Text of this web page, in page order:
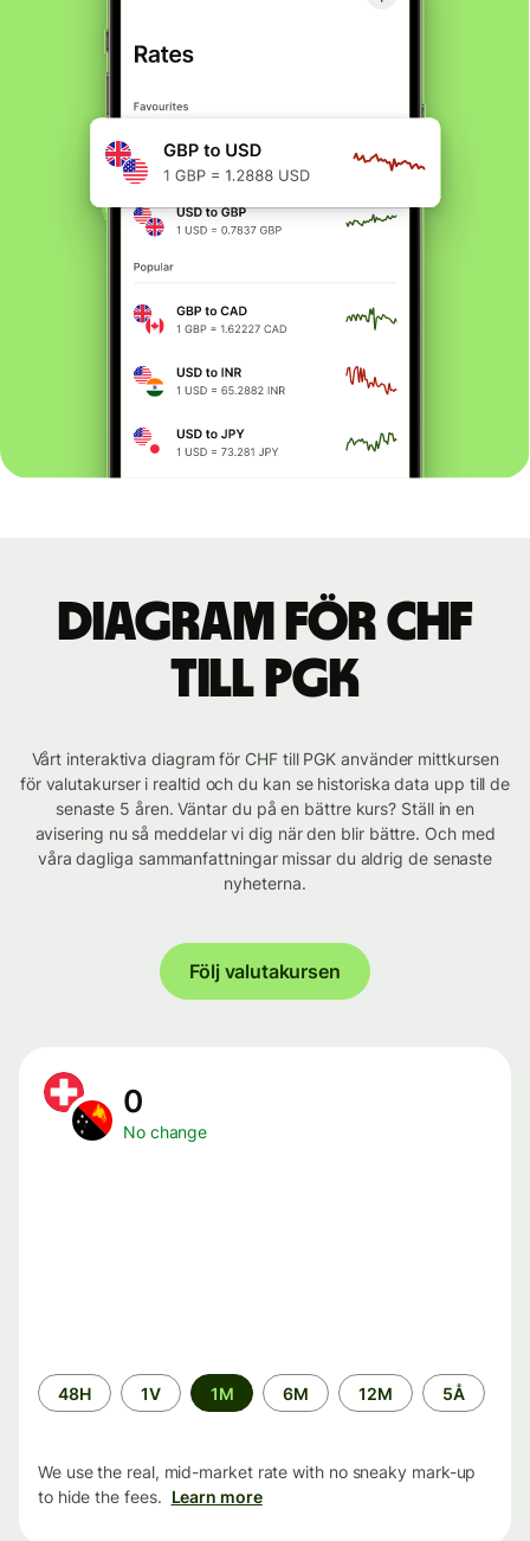
Diagram för CHF
till PGK
Vårt interaktiva diagram för CHF till PGK använder mittkursen
för valutakurser i realtid och du kan se historiska data upp till de
senaste 5 åren. Väntar du på en bättre kurs? Ställ in en
avisering nu så meddelar vi dig när den blir bättre. Och med
våra dagliga sammanfattningar missar du aldrig de senaste
nyheterna.
Följ valutakursen
0
No change
Time
period
48H 1V 1M 6M 12M 5Å
We use the real, mid-market rate with no sneaky mark-up
to hide the fees. Learn more